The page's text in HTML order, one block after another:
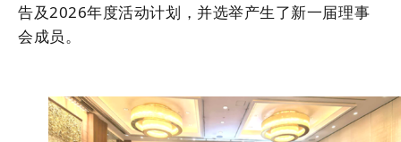
告及2026年度活动计划，并选举产生了新一届理事
会成员。